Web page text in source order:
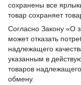
сохранены все
товар сохраняет
Согласно Закону «О
может отказать
надлежащего
указанным в
товаров
обмену.